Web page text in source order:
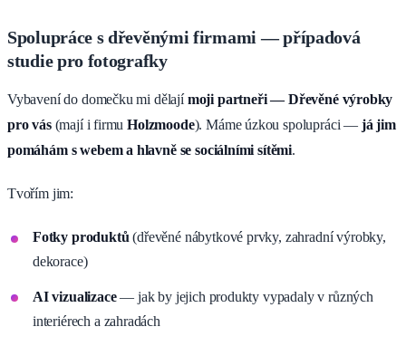
Spolupráce s dřevěnými firmami — případová
studie pro fotografky
Vybavení do domečku mi dělajímoji partneři — Dřevěné výrobky
pro vás(mají i firmuHolzmoode). Máme úzkou spolupráci — já jim
pomáhám s webem a hlavně se sociálními sítěmi.
Tvořím jim:
Fotky produktů (dřevěné nábytkové prvky, zahradní výrobky,
dekorace)
AI vizualizace— jak by jejich produkty vypadaly v různých
interiérech a zahradách